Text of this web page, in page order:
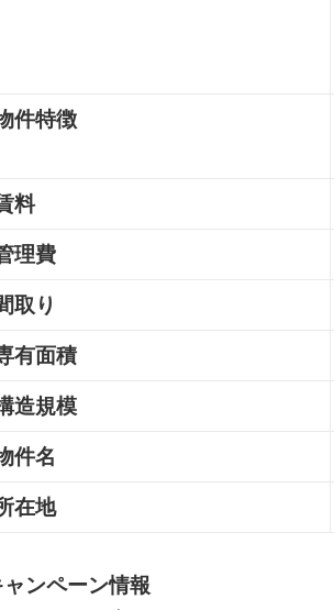
件特徴
料
理費
取り
有面積
造規模
件名
在地
ャンペーン情報